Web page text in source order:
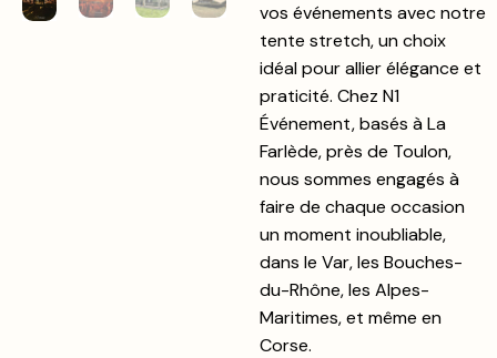
vos événements avec notre
tente stretch, un choix
idéal pour allier élégance et
praticité. Chez N1
Événement, basés à La
Farlède, près de Toulon,
nous sommes engagés à
faire de chaque occasion
un moment inoubliable,
dans le Var, les Bouches-
du-Rhône, les Alpes-
Maritimes, et même en
Corse.